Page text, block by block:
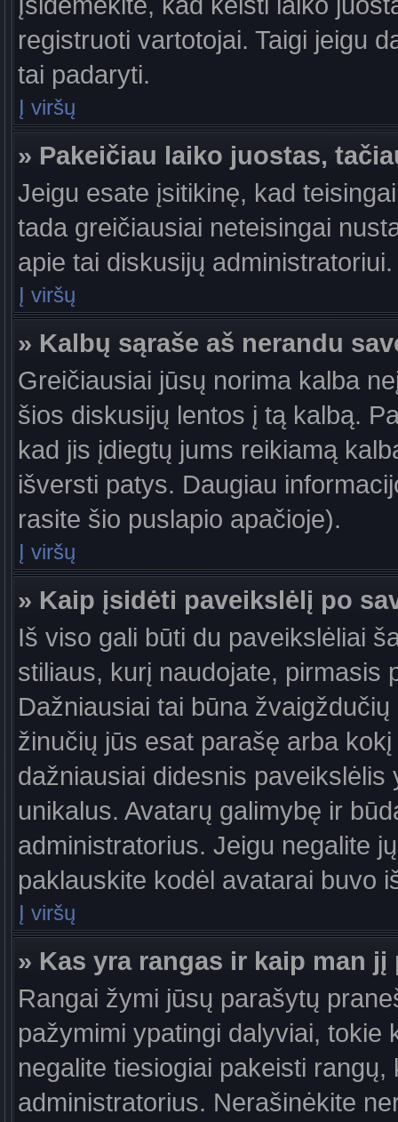
registruoti vartotojai. Taigi jeigu
tai padaryti.
Į viršų
» Pakeičiau laiko juostas,
Jeigu esate įsitikinę, kad
tada greičiausiai neteisingai
apie tai diskusijų administratoriui.
Į viršų
» Kalbų sąraše aš nerandu
Greičiausiai jūsų norima kalba
šios diskusijų lentos į tą kalbą.
kad jis įdiegtų jums reikiamą
išversti patys. Daugiau
rasite šio puslapio apačioje).
Į viršų
» Kaip įsidėti paveikslėlį po
Iš viso gali būti du paveikslėliai
stiliaus, kurį naudojate, pirmasis
Dažniausiai tai būna
žinučių jūs esat parašę arba
dažniausiai didesnis
unikalus. Avatarų galimybę ir
administratorius. Jeigu negalite
paklauskite kodėl avatarai buvo
Į viršų
» Kas yra rangas ir kaip man
Rangai žymi jūsų parašytų
pažymimi ypatingi dalyviai, tokie
negalite tiesiogiai pakeisti
administratorius. Nerašinėkite